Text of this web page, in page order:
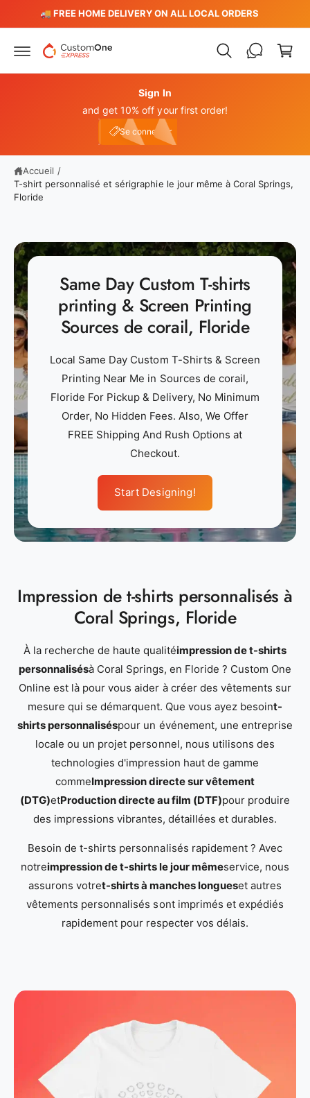
e
a
u
🚚 FREE HOME DELIVERY ON ALL LOCAL ORDERS
i
e
Sign In
and get 10% off your first order!
Se connecterConnexion
e10
Accueil /
T-shirt personnalisé et sérigraphie le jour même à Coral Springs,
Floride
Same Day Custom T-shirts
printing & Screen Printing
Sources de corail, Floride
Local Same Day Custom T-Shirts & Screen
Printing Near Me in Sources de corail,
Floride For Pickup & Delivery, No Minimum
Order, No Hidden Fees. Also, We Offer
FREE Shipping And Rush Options at
Checkout.
Start Designing!
Impression de t-shirts personnalisés à
Coral Springs, Floride
À la recherche de haute qualitéimpression de t-shirts
personnalisésà Coral Springs, en Floride ? Custom One
Online est là pour vous aider à créer des vêtements sur
mesure qui se démarquent. Que vous ayez besoint-
shirts personnaliséspour un événement, une entreprise
locale ou un projet personnel, nous utilisons des
technologies d'impression haut de gamme
commeImpression directe sur vêtement
(DTG)etProduction directe au film (DTF)pour produire
des impressions vibrantes, détaillées et durables.
Besoin de t-shirts personnalisés rapidement ? Avec
notreimpression de t-shirts le jour mêmeservice, nous
assurons votret-shirts à manches longueset autres
vêtements personnalisés sont imprimés et expédiés
rapidement pour respecter vos délais.